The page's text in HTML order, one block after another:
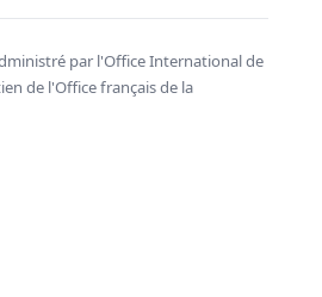
par l'Office International de
de l'Office français de la